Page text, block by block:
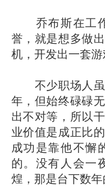
乔布斯在工作
誉，就是想多做
机，开发出一套游
不少职场人虽
年，但始终碌碌
出不对等，所以
业价值是成正比
成功是靠他不懈
的。没有人会一
煌，那是台下数年